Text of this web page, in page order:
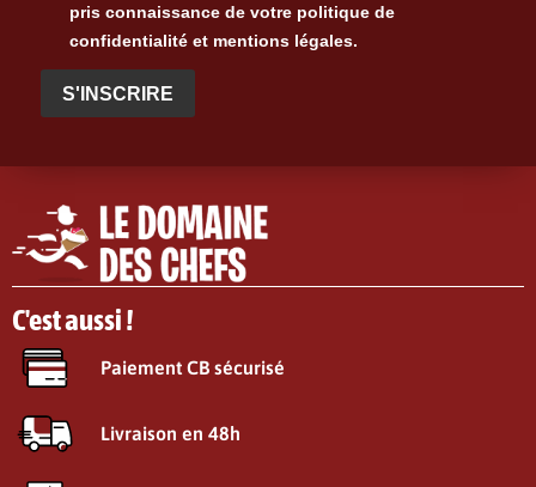
pris connaissance de votre politique de
confidentialité et mentions légales.
S'INSCRIRE
C'est aussi !
Paiement CB sécurisé
Livraison en 48h